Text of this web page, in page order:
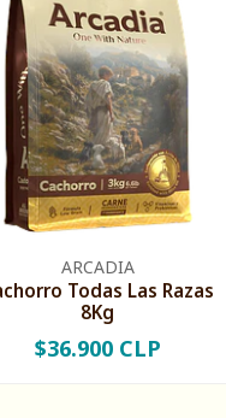
ARCADIA
Todas Las Razas
8Kg
+
$36.900 CLP